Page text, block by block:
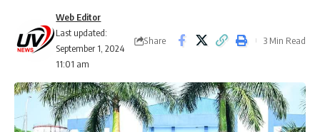
Last updated:
September 1, 2024
11:01 am
Web Editor
Share 3 Min Read